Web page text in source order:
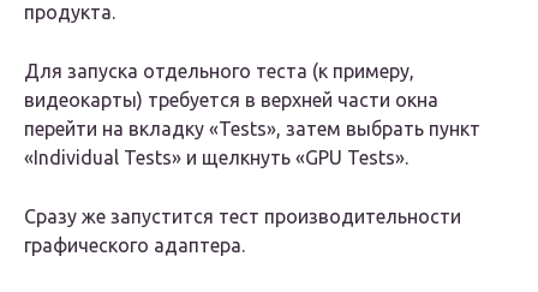
продукта.
Для запуска отдельного теста (к примеру,
видеокарты) требуется в верхней части окна
перейти на вкладку «Tests», затем выбрать пункт
«Individual Tests» и щелкнуть «GPU Tests».
Сразу же запустится тест производительности
графического адаптера.